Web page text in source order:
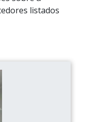
listados